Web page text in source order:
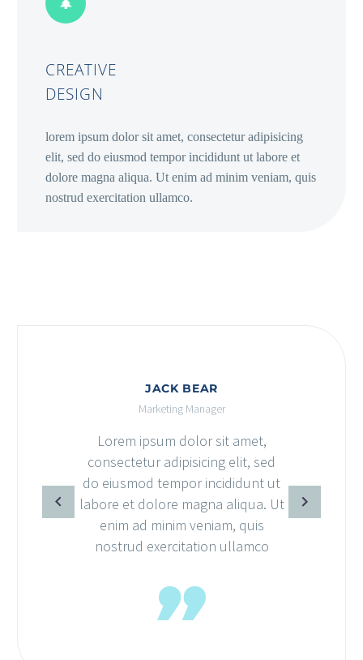
CREATIVE
DESIGN
lorem ipsum dolor sit amet, consectetur adipisicing
elit, sed do eiusmod tempor incididunt ut labore et
dolore magna aliqua. Ut enim ad minim veniam, quis
nostrud exercitation ullamco.
JACK BEAR
Marketing Manager
Lorem ipsum dolor sit amet,
consectetur adipisicing elit, sed
do eiusmod tempor incididunt ut
labore et dolore magna aliqua. Ut
enim ad minim veniam, quis
nostrud exercitation ullamco